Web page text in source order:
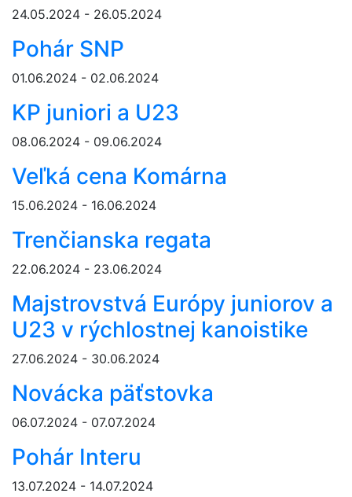
24.05.2024 - 26.05.2024
Pohár SNP
01.06.2024 - 02.06.2024
KP juniori a U23
08.06.2024 - 09.06.2024
Veľká cena Komárna
15.06.2024 - 16.06.2024
Trenčianska regata
22.06.2024 - 23.06.2024
Majstrovstvá Európy juniorov a
U23 v rýchlostnej kanoistike
27.06.2024 - 30.06.2024
Novácka päťstovka
06.07.2024 - 07.07.2024
Pohár Interu
13.07.2024 - 14.07.2024